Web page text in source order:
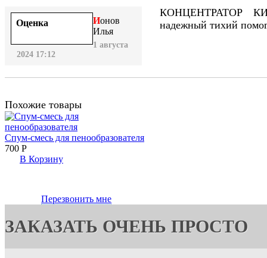
Оценка
Ионов
Илья
1 августа
2024 17:12
КОНЦЕНТРАТОР
надежный тихий
Похожие товары
Спум-смесь для пенообразователя
700 Р
В Корзину
Перезвонить мне
ЗАКАЗАТЬ ОЧЕНЬ ПРОСТО